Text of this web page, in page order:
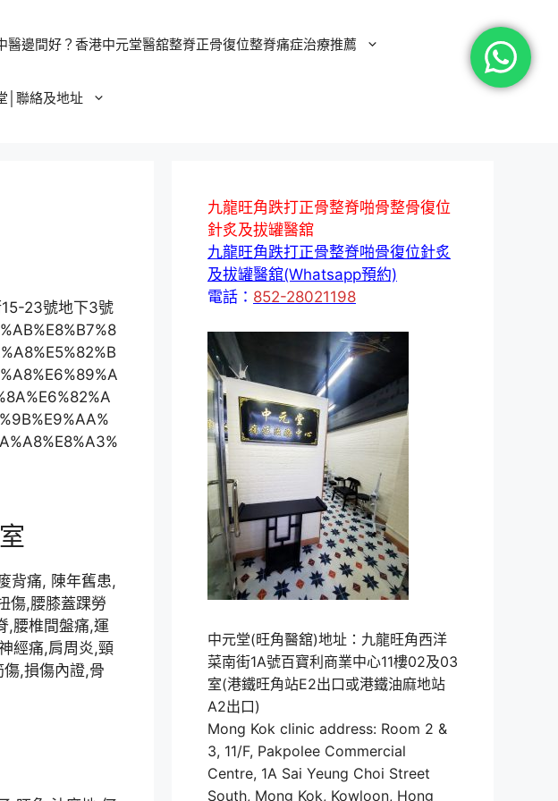
醫邊間好？香港中元堂醫舘整脊正骨復位整脊痛症治療推薦
│聯絡及地址
23號地下3號
背痛, 陳年舊患,
傷,腰膝蓋踝勞
,腰椎間盤痛,運
經痛,肩周炎,頸
,損傷內證,骨
九龍旺角跌打正骨整脊啪骨整骨復位
針炙及拔罐醫舘
九龍旺角跌打正骨整脊啪骨復位針炙
及拔罐醫舘(Whatsapp預約)
電話： 852-28021198
中元堂(旺角醫舘)地址：九龍旺角西洋
菜南街1A號百寶利商業中心11樓02及03
室(港鐵旺角站E2出口或港鐵油麻地站
A2出口)
Mong Kok clinic address: Room 2 &
3, 11/F, Pakpolee Commercial
Centre, 1A Sai Yeung Choi Street
South, Mong Kok, Kowloon, Hong